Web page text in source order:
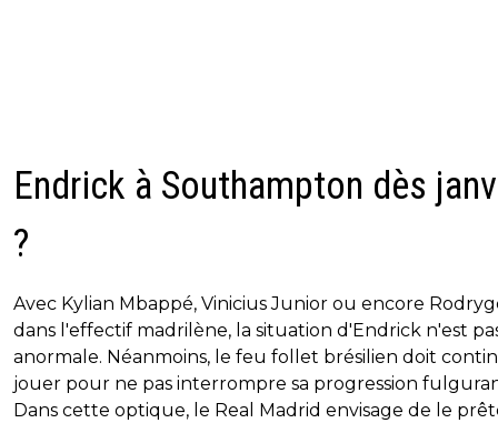
Endrick à Southampton dès
?
Avec Kylian Mbappé, Vinicius Junior ou encore
dans l'effectif madrilène, la situation d'Endrick n'est
anormale. Néanmoins, le feu follet brésilien doit
jouer pour ne pas interrompre sa progression
Dans cette optique, le Real Madrid envisage de le